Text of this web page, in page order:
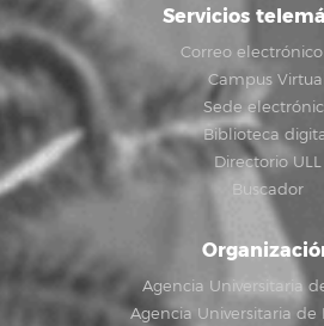
Servicios
Correo electrónico
Campus
Sede
Biblioteca
Directorio ULL
Buscador
Agencia Universitaria
Agencia Universitaria de